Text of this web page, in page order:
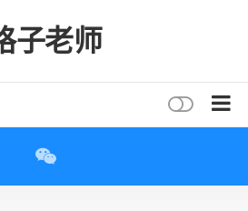
子老师